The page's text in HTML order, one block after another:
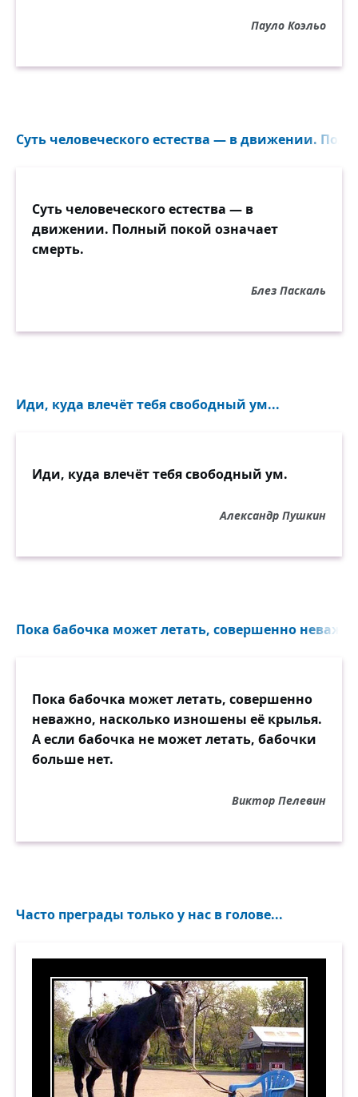
Пауло Коэльо
Суть человеческого естества — в движении.
Суть человеческого естества — в
движении. Полный покой означает
смерть.
Блез Паскаль
Иди, куда влечёт тебя свободный ум...
Иди, куда влечёт тебя свободный ум.
Александр Пушкин
Пока бабочка может летать, совершенно
Пока бабочка может летать, совершенно
неважно, насколько изношены её крылья.
А если бабочка не может летать, бабочки
больше нет.
Виктор Пелевин
Часто преграды только у нас в голове...